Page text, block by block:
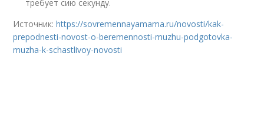
требует сию секунду.
Источник:https://sovremennayamama.ru/novosti/kak-
prepodnesti-novost-o-beremennosti-muzhu-podgotovka-
muzha-k-schastlivoy-novosti